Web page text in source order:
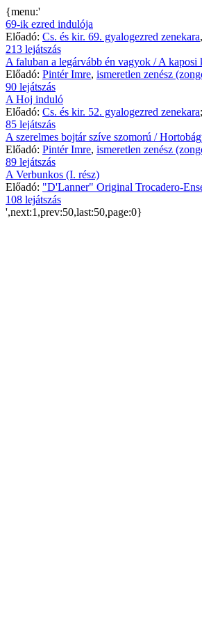
{menu:'
69-ik ezred indulója
Előadó: Cs. és kir. 69. gyalogezred zenekara
213 lejátszás
A faluban a legárvább én vagyok / A kaposi
Előadó: Pintér Imre, ismeretlen zenész
90 lejátszás
A Hoj induló
Előadó: Cs. és kir. 52. gyalogezred zenekara
85 lejátszás
A szerelmes bojtár szíve szomorú /
Előadó: Pintér Imre, ismeretlen zenész
89 lejátszás
A Verbunkos (I. rész)
Előadó: "D'Lanner" Original Trocadero-
108 lejátszás
',next:1,prev:50,last:50,page:0}